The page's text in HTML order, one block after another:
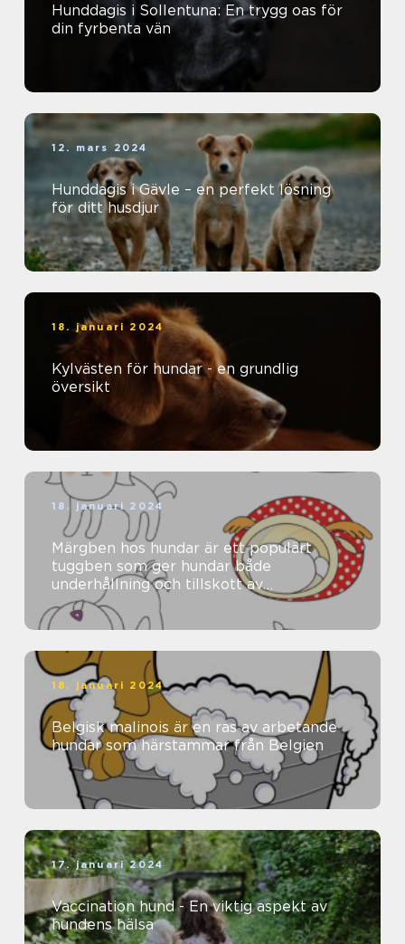
Hunddagis i Sollentuna: En trygg oas för
din fyrbenta vän
12. mars 2024
Hunddagis i Gävle – en perfekt lösning
för ditt husdjur
18. januari 2024
Kylvästen för hundar - en grundlig
översikt
18. januari 2024
Märgben hos hundar är ett populärt
tuggben som ger hundar både
underhållning och tillskott av
näringsämnen
18. januari 2024
Belgisk malinois är en ras av arbetande
hundar som härstammar från Belgien
17. januari 2024
Vaccination hund - En viktig aspekt av
hundens hälsa